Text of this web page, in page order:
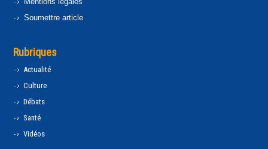
Soumettre article
Rubriques
Actualité
Culture
Débats
Santé
Vidéos